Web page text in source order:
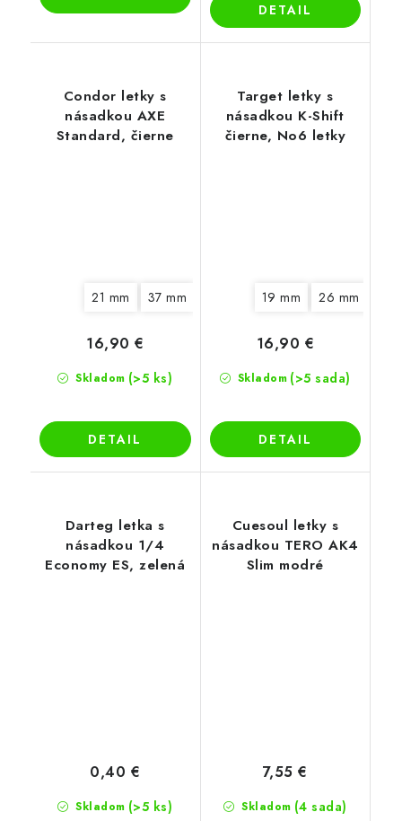
DETAIL
Condor letky s
násadkou AXE
Standard, čierne
21 mm 37 mm
Skladom (>5 ks)
16,90 €
DETAIL
Target letky s
násadkou K-Shift
čierne, No6 letky
19 mm 26 mm
Skladom (>5 sada)
16,90 €
DETAIL
Darteg letka s
násadkou 1/4
Economy ES, zelená
Skladom (>5 ks)
0,40 €
Cuesoul letky s
násadkou TERO AK4
Slim modré
Skladom (4 sada)
7,55 €